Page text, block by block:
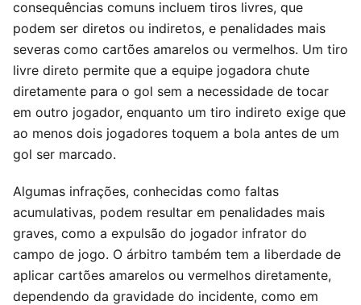
consequências comuns incluem tiros livres, que
podem ser diretos ou indiretos, e penalidades mais
severas como cartões amarelos ou vermelhos. Um tiro
livre direto permite que a equipe jogadora chute
diretamente para o gol sem a necessidade de tocar
em outro jogador, enquanto um tiro indireto exige que
ao menos dois jogadores toquem a bola antes de um
gol ser marcado.
Algumas infrações, conhecidas como faltas
acumulativas, podem resultar em penalidades mais
graves, como a expulsão do jogador infrator do
campo de jogo. O árbitro também tem a liberdade de
aplicar cartões amarelos ou vermelhos diretamente,
dependendo da gravidade do incidente, como em